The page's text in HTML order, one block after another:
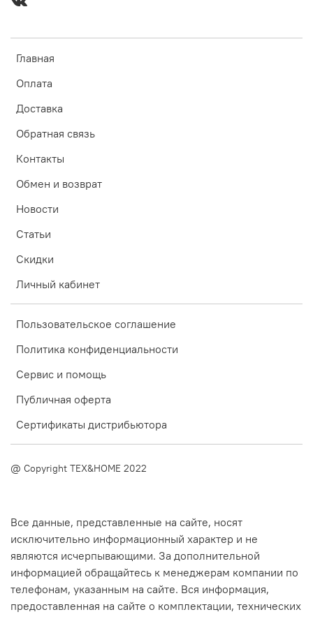
Главная
Оплата
Доставка
Обратная связь
Контакты
Обмен и возврат
Новости
Статьи
Скидки
Личный кабинет
Пользовательское соглашение
Политика конфиденциальности
Сервис и помощь
Публичная оферта
Сертификаты дистрибьютора
@ Copyright TEX&HOME 2022
Все данные, представленные на сайте, носят
исключительно информационный характер и не
являются исчерпывающими. За дополнительной
информацией обращайтесь к менеджерам компании по
телефонам, указанным на сайте. Вся информация,
предоставленная на сайте о комплектации, технических